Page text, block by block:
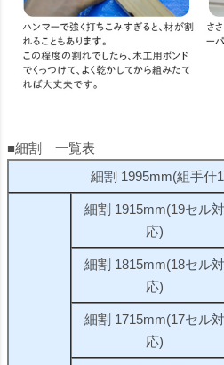
■細割 一覧表
細割 1995mm(組手什
細割 1915mm(19セル対
応)
細割 1815mm(18セル対
応)
細割 1715mm(17セル対
応)